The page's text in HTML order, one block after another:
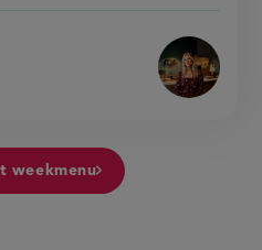
weekmenu